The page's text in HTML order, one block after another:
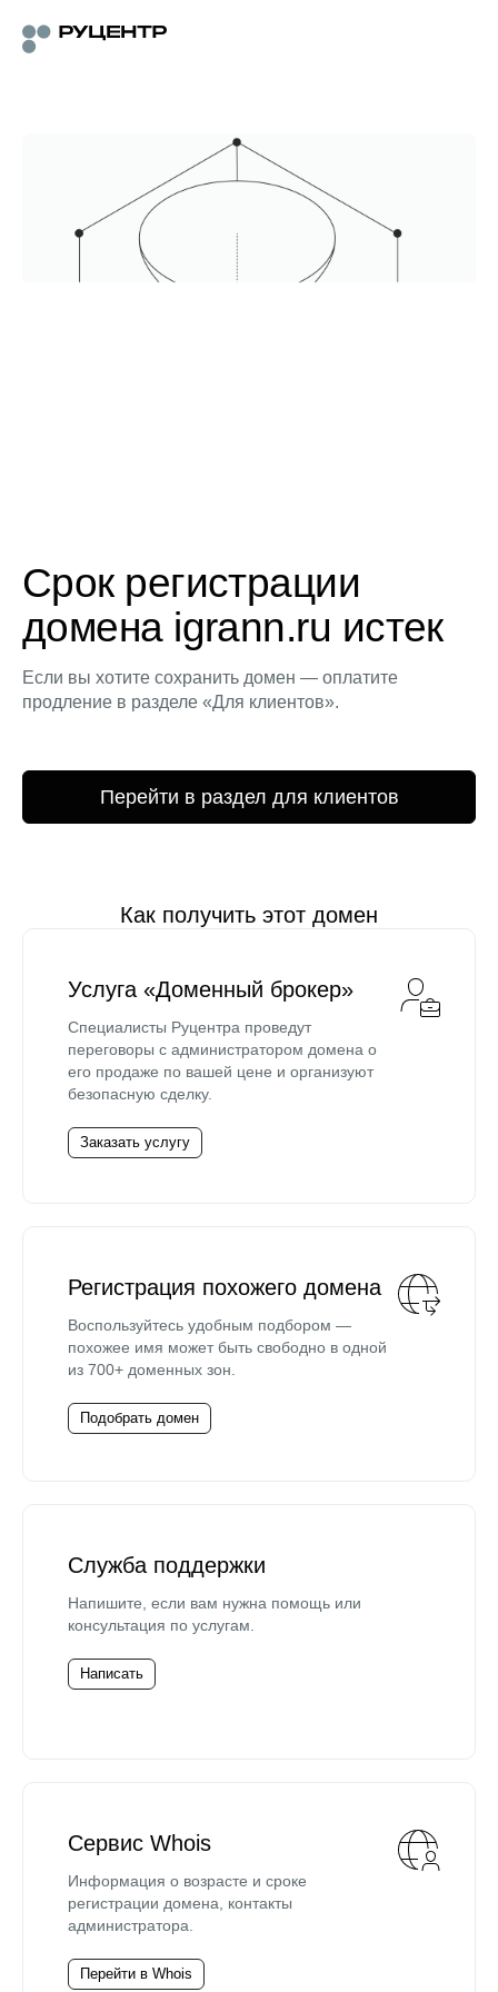
Срок регистрации
домена igrann.ru истек
Если вы хотите сохранить домен — оплатите
продление в разделе «Для клиентов».
Перейти в раздел для клиентов
Как получить этот домен
Услуга «Доменный брокер»
Специалисты Руцентра проведут
переговоры с администратором домена о
его продаже по вашей цене и организуют
безопасную сделку.
Заказать услугу
Регистрация похожего домена
Воспользуйтесь удобным подбором —
похожее имя может быть свободно в одной
из 700+ доменных зон.
Подобрать домен
Служба поддержки
Напишите, если вам нужна помощь или
консультация по услугам.
Написать
Сервис Whois
Информация о возрасте и сроке
регистрации домена, контакты
администратора.
Перейти в Whois